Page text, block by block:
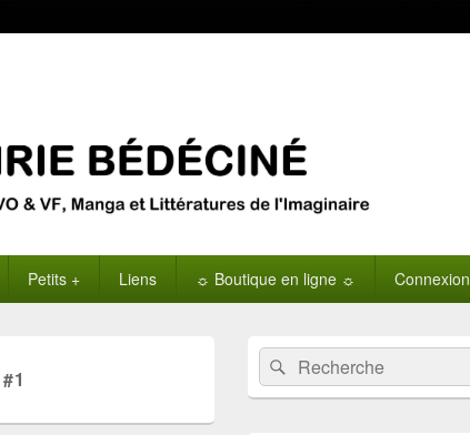
Petits + Liens ☼ Boutique en ligne ☼ Connexion
Zone
principale
de
widget
Recherche :Rechercher